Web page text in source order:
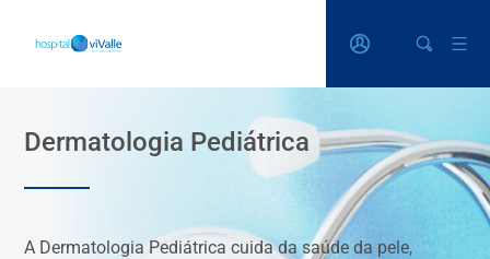
Dermatologia Pediátrica
A Dermatologia Pediátrica cuida da saúde da pele,